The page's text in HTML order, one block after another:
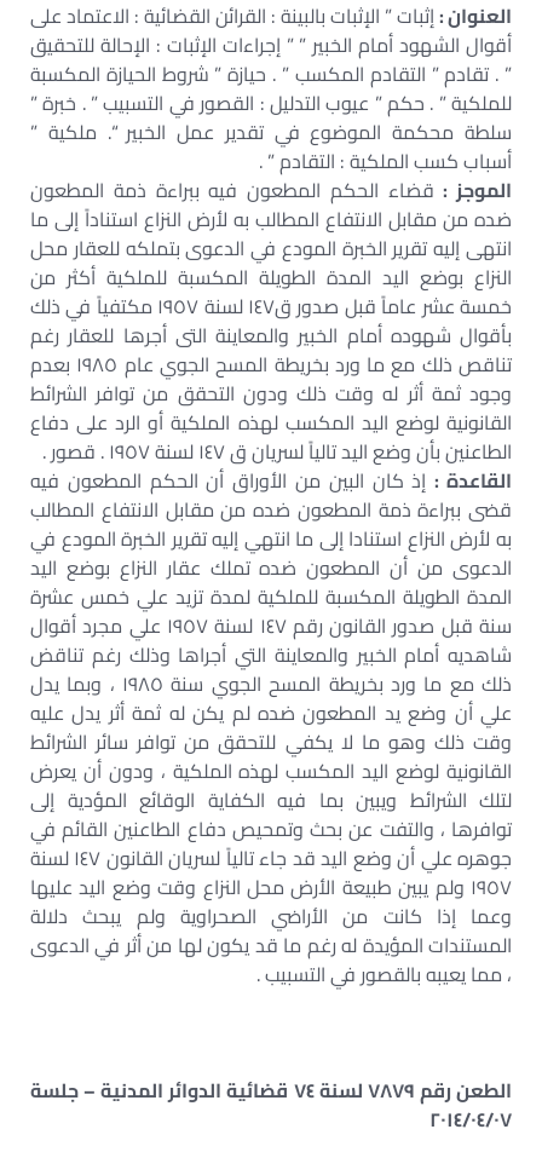
العنوان :إثبات ” الإثبات بالبينة : القرائن القضائية : الاعتماد على
أقوال الشهود أمام الخبير ” ” إجراءات الإثبات : الإحالة للتحقيق
” . تقادم ” التقادم المكسب ” . حيازة ” شروط الحيازة المكسبة
للملكية ” . حكم ” عيوب التدليل : القصور في التسبيب ” . خبرة ”
سلطة محكمة الموضوع في تقدير عمل الخبير “. ملكية ”
أسباب كسب الملكية : التقادم ” .
الموجز :قضاء الحكم المطعون فيه ببراءة ذمة المطعون
ضده من مقابل الانتفاع المطالب به لأرض النزاع استناداً إلى ما
انتهى إليه تقرير الخبرة المودع في الدعوى بتملكه للعقار محل
النزاع بوضع اليد المدة الطويلة المكسبة للملكية أكثر من
خمسة عشر عاماً قبل صدور ق١٤٧ لسنة ١٩٥٧ مكتفياً في ذلك
بأقوال شهوده أمام الخبير والمعاينة التى أجرها للعقار رغم
تناقص ذلك مع ما ورد بخريطة المسح الجوي عام ١٩٨٥ بعدم
وجود ثمة أثر له وقت ذلك ودون التحقق من توافر الشرائط
القانونية لوضع اليد المكسب لهذه الملكية أو الرد على دفاع
الطاعنين بأن وضع اليد تالياً لسريان ق ١٤٧ لسنة ١٩٥٧ . قصور .
القاعدة :إذ كان البين من الأوراق أن الحكم المطعون فيه
قضى ببراءة ذمة المطعون ضده من مقابل الانتفاع المطالب
به لأرض النزاع استنادا إلى ما انتهي إليه تقرير الخبرة المودع في
الدعوى من أن المطعون ضده تملك عقار النزاع بوضع اليد
المدة الطويلة المكسبة للملكية لمدة تزيد علي خمس عشرة
سنة قبل صدور القانون رقم ١٤٧ لسنة ١٩٥٧ علي مجرد أقوال
شاهديه أمام الخبير والمعاينة التي أجراها وذلك رغم تناقض
ذلك مع ما ورد بخريطة المسح الجوي سنة ١٩٨٥ ، وبما يدل
علي أن وضع يد المطعون ضده لم يكن له ثمة أثر يدل عليه
وقت ذلك وهو ما لا يكفي للتحقق من توافر سائر الشرائط
القانونية لوضع اليد المكسب لهذه الملكية ، ودون أن يعرض
لتلك الشرائط ويبين بما فيه الكفاية الوقائع المؤدية إلى
توافرها ، والتفت عن بحث وتمحيص دفاع الطاعنين القائم في
جوهره علي أن وضع اليد قد جاء تالياً لسريان القانون ١٤٧ لسنة
١٩٥٧ ولم يبين طبيعة الأرض محل النزاع وقت وضع اليد عليها
وعما إذا كانت من الأراضي الصحراوية ولم يبحث دلالة
المستندات المؤيدة له رغم ما قد يكون لها من أثر في الدعوى
، مما يعيبه بالقصور في التسبيب .
الطعن رقم ٧٨٧٩ لسنة ٧٤ قضائية الدوائر المدنية – جلسة
٢٠١٤/٠٤/٠٧